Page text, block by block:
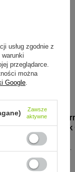
tego
MONBENTO
Monbento
Element Black
219,00 zł
usług zgodnie z
przeglądarce.
można
Google.
Zawsze
aktywne